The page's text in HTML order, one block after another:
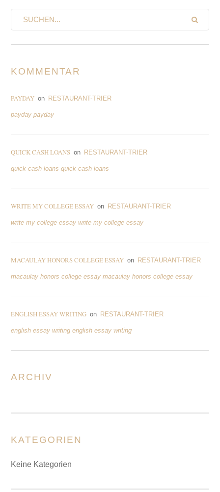
KOMMENTAR
PAYDAY on RESTAURANT-TRIER
payday payday
QUICK CASH LOANS on RESTAURANT-TRIER
quick cash loans quick cash loans
WRITE MY COLLEGE ESSAY on RESTAURANT-TRIER
write my college essay write my college essay
MACAULAY HONORS COLLEGE ESSAY on RESTAURANT-TRIER
macaulay honors college essay macaulay honors college essay
ENGLISH ESSAY WRITING on RESTAURANT-TRIER
english essay writing english essay writing
ARCHIV
KATEGORIEN
Keine Kategorien